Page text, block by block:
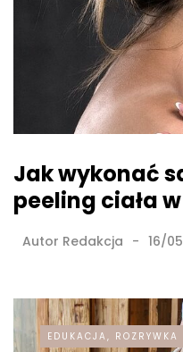
Jak wykonać
peeling ciała
Autor Redakcja 16/
EDUKACJA, ROZRYWKA